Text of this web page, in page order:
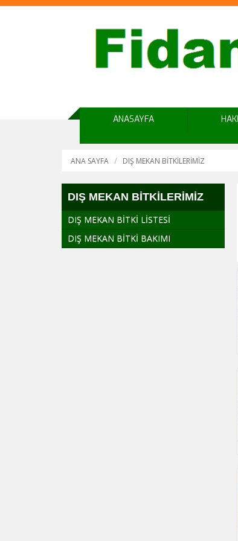
ANASAYFA
ANA SAYFA DIŞ MEKAN BİTKİLERİMİZ
DIŞ MEKAN BİTKİLERİMİZ
DIŞ MEKAN BİTKİ LİSTESİ
DIŞ MEKAN BİTKİ BAKIMI